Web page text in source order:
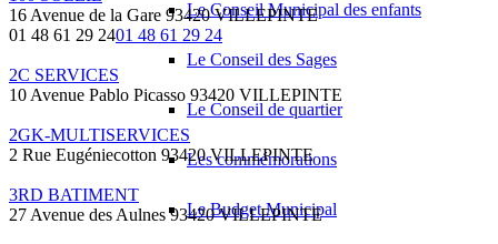
Le Conseil Municipal des enfants
Le Conseil des Sages
Le Conseil de quartier
Les commémorations
Le Budget Municipal
16 Avenue de la Gare 93420 VILLEPINTE
01 48 61 29 2401 48 61 29 24
2C SERVICES
10 Avenue Pablo Picasso 93420 VILLEPINTE
2GK-MULTISERVICES
2 Rue Eugéniecotton 93420 VILLEPINTE
3RD BATIMENT
27 Avenue des Aulnes 93420 VILLEPINTE